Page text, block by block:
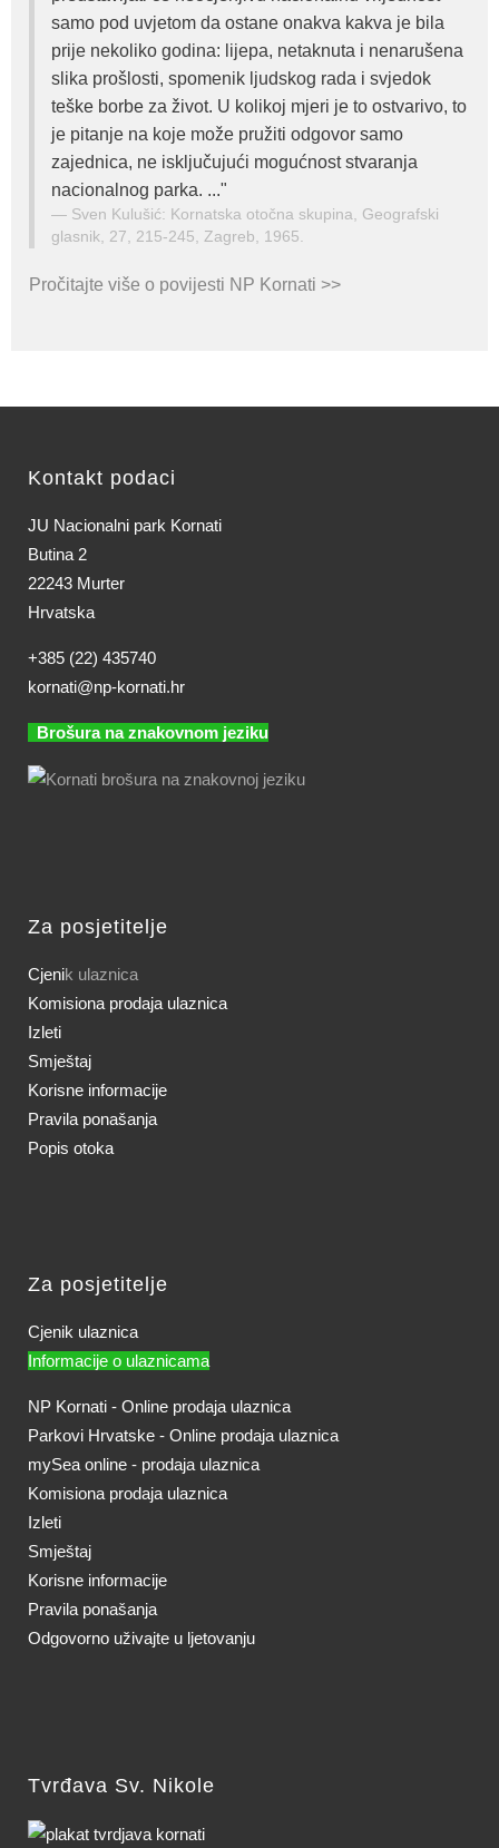
samo pod uvjetom da ostane onakva kakva je bila
prije nekoliko godina: lijepa, netaknuta i nenarušena
slika prošlosti, spomenik ljudskog rada i svjedok
teške borbe za život. U kolikoj mjeri je to ostvarivo, to
je pitanje na koje može pružiti odgovor samo
zajednica, ne isključujući mogućnost stvaranja
nacionalnog parka. ..."
Sven Kulušić: Kornatska otočna skupina, Geografski
glasnik, 27, 215-245, Zagreb, 1965.
Pročitajte više o povijesti NP Kornati >>
Kontakt podaci
JU Nacionalni park Kornati
Butina 2
22243 Murter
Hrvatska
+385 (22) 435740
kornati@np-kornati.hr
Brošura na znakovnom jeziku
Za posjetitelje
Cjenik ulaznica
Komisiona prodaja ulaznica
Izleti
Smještaj
Korisne informacije
Pravila ponašanja
Popis otoka
Za posjetitelje
Cjenik ulaznica
Informacije o ulaznicama
NP Kornati - Online prodaja ulaznica
Parkovi Hrvatske - Online prodaja ulaznica
mySea online - prodaja ulaznica
Komisiona prodaja ulaznica
Izleti
Smještaj
Korisne informacije
Pravila ponašanja
Odgovorno uživajte u ljetovanju
Tvrđava Sv. Nikole